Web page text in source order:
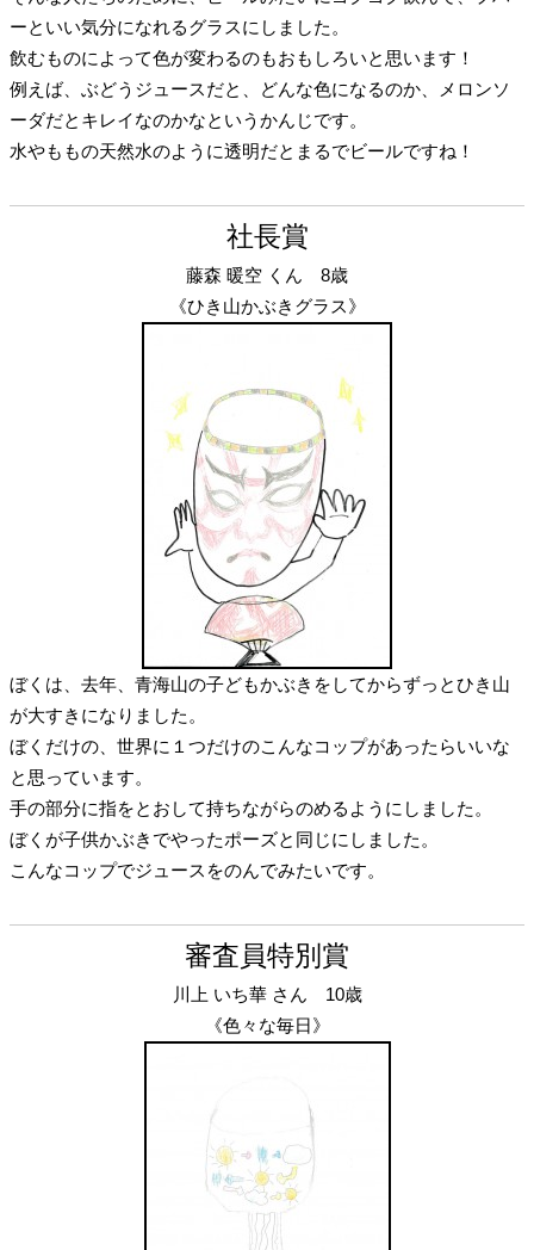
ーといい気分になれるグラスにしました。
飲むものによって色が変わるのもおもしろいと思います！
例えば、ぶどうジュースだと、どんな色になるのか、メロンソ
ーダだとキレイなのかなというかんじです。
水やももの天然水のように透明だとまるでビールですね！
社長賞
藤森 暖空 くん 8歳
《ひき山かぶきグラス》
ぼくは、去年、青海山の子どもかぶきをしてからずっとひき山
が大すきになりました。
ぼくだけの、世界に１つだけのこんなコップがあったらいいな
と思っています。
手の部分に指をとおして持ちながらのめるようにしました。
ぼくが子供かぶきでやったポーズと同じにしました。
こんなコップでジュースをのんでみたいです。
審査員特別賞
川上 いち華 さん 10歳
《色々な毎日》